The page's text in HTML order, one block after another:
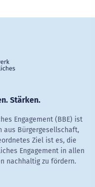
Stärken.
Engagement (BBE) ist
aus Bürgergesellschaft,
Ziel ist es, die
Engagement in allen
nachhaltig zu fördern.